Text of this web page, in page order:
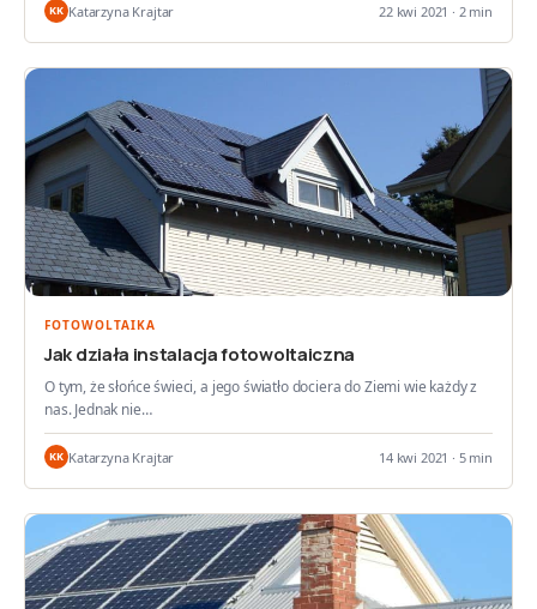
KK Katarzyna Krajtar 22 kwi 2021 · 2 min
FOTOWOLTAIKA
Jak działa instalacja fotowoltaiczna
O tym, że słońce świeci, a jego światło dociera do Ziemi wie każdy z
nas. Jednak nie…
KK Katarzyna Krajtar 14 kwi 2021 · 5 min